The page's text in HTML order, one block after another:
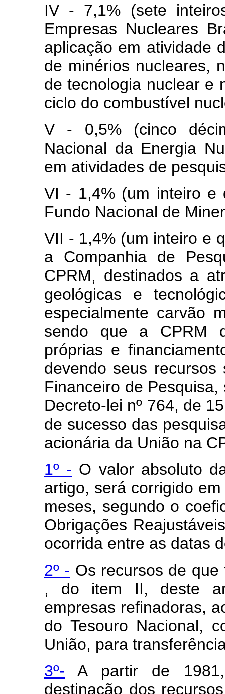
IV - 7,1% (sete
Empresas Nucleares
aplicação em atividade
de minérios nucleares,
de tecnologia nuclear e
ciclo do combustível
V - 0,5% (cinco
Nacional da Energia
em atividades de
VI - 1,4% (um inteiro e
Fundo Nacional de
VII - 1,4% (um inteiro e
a Companhia de
CPRM, destinados a
geológicas e
especialmente carvão
sendo que a CPRM
próprias e
devendo seus
Financeiro de
Decreto-lei nº 764, de
de sucesso das
acionária da União na
1º - O valor absoluto
artigo, será corrigido
meses, segundo o
Obrigações
ocorrida entre as datas
2º - Os recursos de
, do item II, deste
empresas refinadoras,
do Tesouro Nacional,
União, para
3º- A partir de
destinação dos